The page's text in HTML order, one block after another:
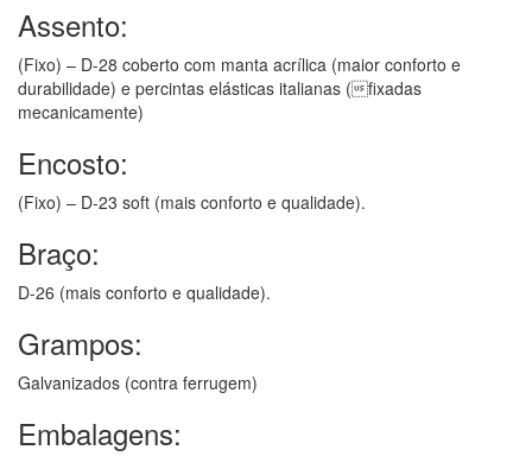
Assento:
(Fixo) – D-28 coberto com manta acrílica (maior conforto e
durabilidade) e percintas elásticas italianas (fixadas
mecanicamente)
Encosto:
(Fixo) – D-23 soft (mais conforto e qualidade).
Braço:
D-26 (mais conforto e qualidade).
Grampos:
Galvanizados (contra ferrugem)
Embalagens: